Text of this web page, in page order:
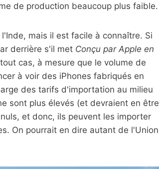
de production beaucoup plus faible.
mais il est facile à connaître. Si
derrière s'il met Conçu par Apple en
cas, à mesure que le volume de
à voir des iPhones fabriqués en
des tarifs d'importation au milieu
sont plus élevés (et devraient en être
et donc, ils peuvent les importer
On pourrait en dire autant de l'Union